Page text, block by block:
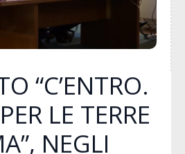
“C’ENTRO.
LE TERRE
NEGLI